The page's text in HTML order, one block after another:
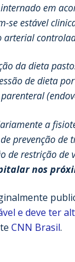
em
se estável
arterial
da dieta
de dieta
a
prevenção de
de restrição de
nos
e deve ter
CNN Brasil.